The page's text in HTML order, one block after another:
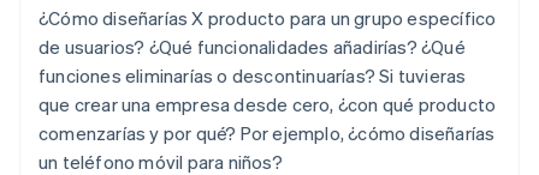
¿Cómo diseñarías X producto para un grupo específico
de usuarios? ¿Qué funcionalidades añadirías? ¿Qué
funciones eliminarías o descontinuarías? Si tuvieras
que crear una empresa desde cero, ¿con qué producto
comenzarías y por qué? Por ejemplo, ¿cómo diseñarías
un teléfono móvil para niños?